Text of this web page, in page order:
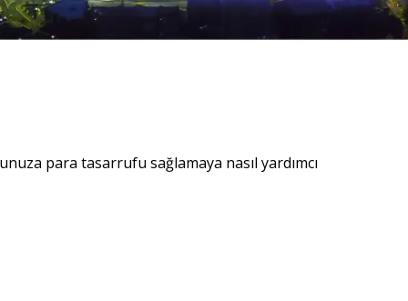
para tasarrufu sağlamaya nasıl yardımcı